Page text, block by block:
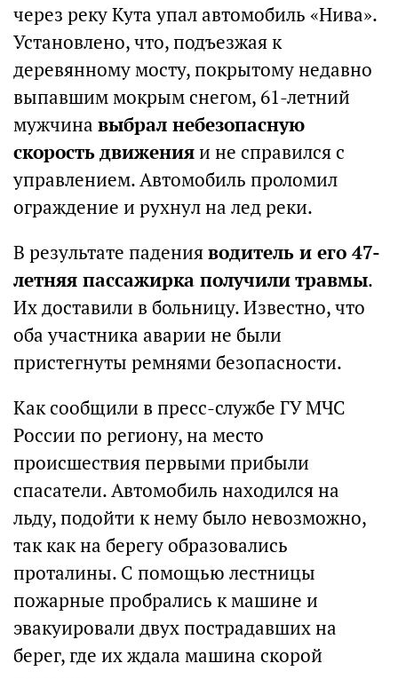
через реку Кута упал автомобиль «Нива».
Установлено, что, подъезжая к
деревянному мосту, покрытому недавно
выпавшим мокрым снегом, 61-летний
мужчина выбрал небезопасную
скорость движенияи не справился с
управлением. Автомобиль проломил
ограждение и рухнул на лед реки.
В результате паденияводитель и его 47-
летняя пассажирка получили травмы.
Их доставили в больницу. Известно, что
оба участника аварии не были
пристегнуты ремнями безопасности.
Как сообщили в пресс-службе ГУ МЧС
России по региону, на место
происшествия первыми прибыли
спасатели. Автомобиль находился на
льду, подойти к нему было невозможно,
так как на берегу образовались
проталины. С помощью лестницы
пожарные пробрались к машине и
эвакуировали двух пострадавших на
берег, где их ждала машина скорой